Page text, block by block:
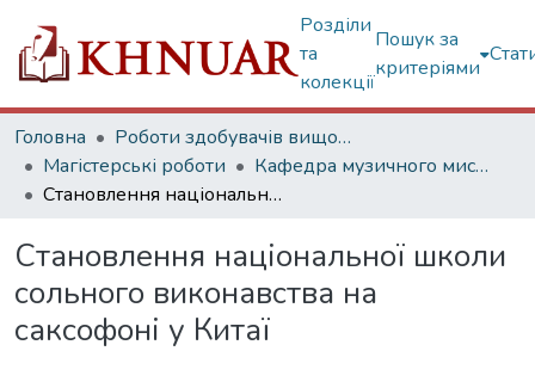
Розділи
та
колекції
Пошук за
критеріями
Головна
Роботи здобувачів вищої освіти
Магістерські роботи
Кафедра музичного мистецтва естради та джазу
Становлення національної школи сольного виконавства на саксофоні у Китаї
Становлення національної школи
сольного виконавства на
саксофоні у Китаї